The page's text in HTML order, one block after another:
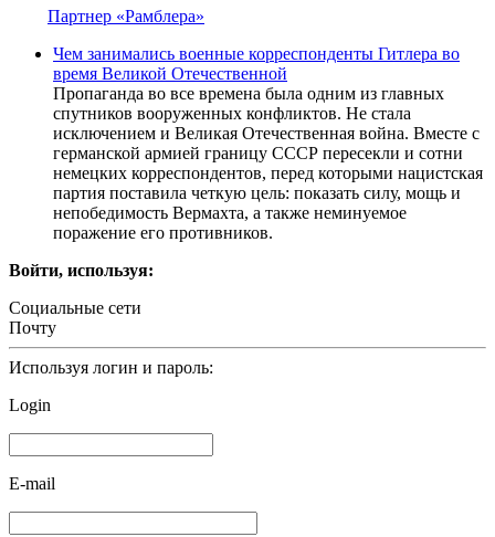
Партнер «Рамблера»
Чем занимались военные корреспонденты Гитлера во
время Великой Отечественной
Пропаганда во все времена была одним из главных
спутников вооруженных конфликтов. Не стала
исключением и Великая Отечественная война. Вместе с
германской армией границу СССР пересекли и сотни
немецких корреспондентов, перед которыми нацистская
партия поставила четкую цель: показать силу, мощь и
непобедимость Вермахта, а также неминуемое
поражение его противников.
Войти, используя:
Социальные сети
Почту
Используя логин и пароль:
Login
E-mail